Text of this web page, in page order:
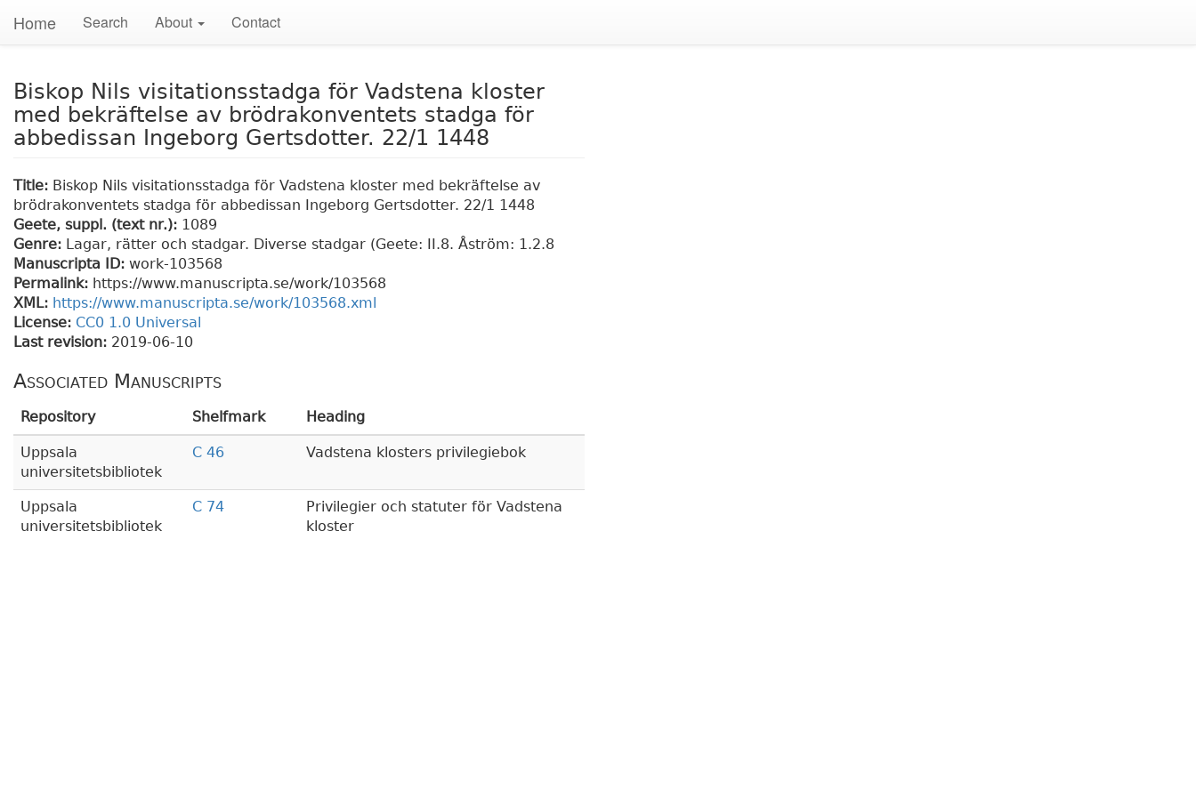
Home Search About Contact
Biskop Nils visitationsstadga för Vadstena kloster
med bekräftelse av brödrakonventets stadga för
abbedissan Ingeborg Gertsdotter. 22/1 1448
Title: Biskop Nils visitationsstadga för Vadstena kloster med bekräftelse av
brödrakonventets stadga för abbedissan Ingeborg Gertsdotter. 22/1 1448
Geete, suppl. (text nr.): 1089
Genre: Lagar, rätter och stadgar. Diverse stadgar (Geete: II.8. Åström: 1.2.8
Manuscripta ID: work-103568
Permalink: https://www.manuscripta.se/work/103568
XML: https://www.manuscripta.se/work/103568.xml
License: CC0 1.0 Universal
Last revision: 2019-06-10
Associated Manuscripts
Repository Shelfmark Heading
Uppsala
universitetsbibliotek
C 46 Vadstena klosters privilegiebok
Uppsala
universitetsbibliotek
C 74
Privilegier och statuter för Vadstena
kloster